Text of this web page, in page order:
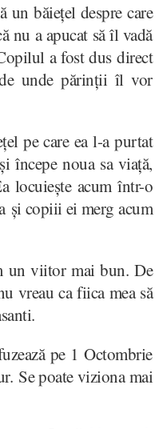
un băiețel despre care
nu a apucat să îl vadă
a fost dus direct
unde părinții îl vor
pe care ea l-a purtat
începe noua sa viață,
locuiește acum într-o
și copiii ei merg acum
un viitor mai bun. De
vreau ca fiica mea să
pe 1 Octombrie
Se poate viziona mai